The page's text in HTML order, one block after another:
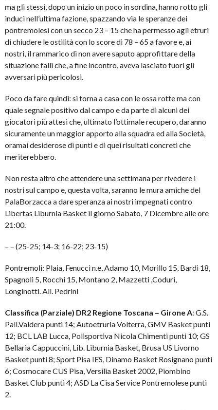
ma gli stessi, dopo un inizio un poco in sordina, hanno rotto gli
induci nell’ultima fazione, spazzando via le speranze dei
pontremolesi con un secco 23 – 15 che ha permesso agli etruri
di chiudere le ostilità con lo score di 78 – 65 a favore e, ai
nostri, il rammarico di non avere saputo approfittare della
situazione falli che, a fine incontro, aveva lasciato fuori gli
avversari più pericolosi.
Poco da fare quindi: si torna a casa con le ossa rotte ma con
quale segnale positivo dal campo e da parte di alcuni dei
giocatori più attesi che, ultimato l’ottimale recupero, daranno
sicuramente un maggior apporto alla squadra ed alla Società,
oramai desiderose di punti e di quei risultati concreti che
meriterebbero.
Non resta altro che attendere una settimana per rivedere i
nostri sul campo e, questa volta, saranno le mura amiche del
PalaBorzacca a dare speranza ai nostri impegnati contro
Libertas Liburnia Basket il giorno Sabato, 7 Dicembre alle ore
21:00.
– – (25-25; 14-3; 16-22; 23-15)
Pontremoli: Plaia, Fenucci n.e, Adamo 10, Morillo 15, Bardi 18,
Spagnoli 5, Rocchi 15, Montano 2, Mazzetti ,Coduri,
Longinotti. All. Pedrini
Classifica (Parziale) DR2 Regione Toscana – Girone A: G.S.
Pall.Valdera punti 14; Autoetruria Volterra, GMV Basket punti
12; BCL LAB Lucca, Polisportiva Nicola Chimenti punti 10; GS
Bellaria Cappuccini, Lib. Liburnia Basket, Brusa US Livorno
Basket punti 8; Sport Pisa IES, Dinamo Basket Rosignano punti
6; Cosmocare CUS Pisa, Versilia Basket 2002, Piombino
Basket Club punti 4; ASD La Cisa Service Pontremolese punti
2.